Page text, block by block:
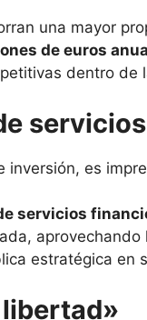
una mayor
de euros
dentro de
inversión, es
servicios
estratégica en